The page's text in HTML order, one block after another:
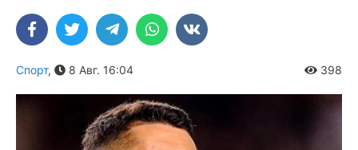
Спорт, 8 Авг. 16:04 398